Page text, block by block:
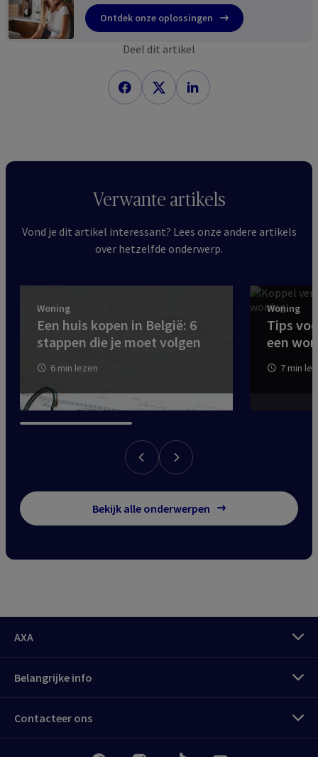
Meld u aan
AXA Pro klantenzone
Ontdek onze oplossingen
Deel dit artikel
Verwante artikels
Vond je dit artikel interessant? Lees onze andere artikels
over hetzelfde onderwerp.
Woning
Een huis kopen in België: 6
stappen die je moet volgen
6 min lezen
Woning
Tips
een
7 min
Bekijk alle onderwerpen
AXA
Belangrijke info
Contacteer ons